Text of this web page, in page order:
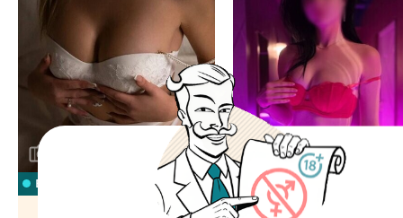
в смене сегодня (Вс) c 12:00
9